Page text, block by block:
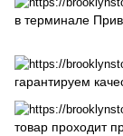
в терминале
гарантируем
товар проходит